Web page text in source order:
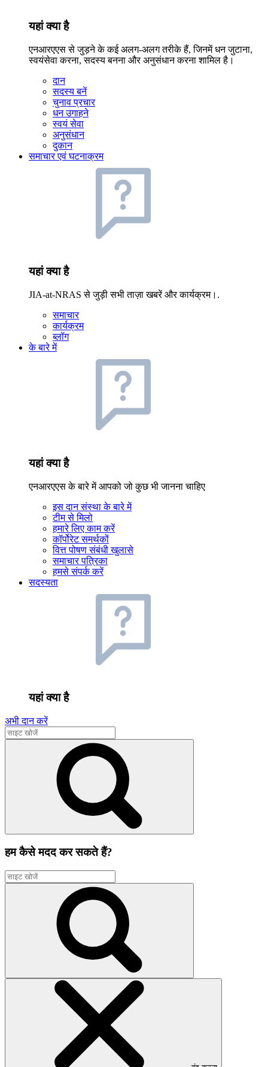
यहां क्या है
एनआरएएस से जुड़ने के कई अलग-अलग तरीके हैं, जिनमें धन जुटाना,
स्वयंसेवा करना, सदस्य बनना और अनुसंधान करना शामिल है।
दान
सदस्य बनें
चुनाव प्रचार
धन उगाहने
स्वयं सेवा
अनुसंधान
दुकान
समाचार एवं घटनाक्रम
यहां क्या है
JIA-at-NRAS से जुड़ी सभी ताज़ा खबरें और कार्यक्रम।.
समाचार
कार्यक्रम
ब्लॉग
के बारे में
यहां क्या है
एनआरएएस के बारे में आपको जो कुछ भी जानना चाहिए
इस दान संस्था के बारे में
टीम से मिलो
हमारे लिए काम करें
कॉर्पोरेट समर्थकों
वित्त पोषण संबंधी खुलासे
समाचार पत्रिका
हमसे संपर्क करें
सदस्यता
यहां क्या है
अभी दान करें
हम कैसे मदद कर सकते हैं?